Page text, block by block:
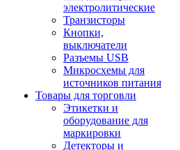
электролитические
Транзисторы
Кнопки,
выключатели
Разъемы USB
Микросхемы для
источников питания
Товары для торговли
Этикетки и
оборудование для
маркировки
Детекторы и